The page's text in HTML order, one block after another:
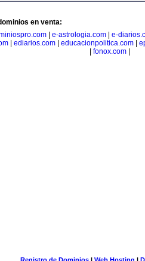
en venta:
e-astrologia.com
e-
ediarios.com educacionpolitica.com
fonox.com